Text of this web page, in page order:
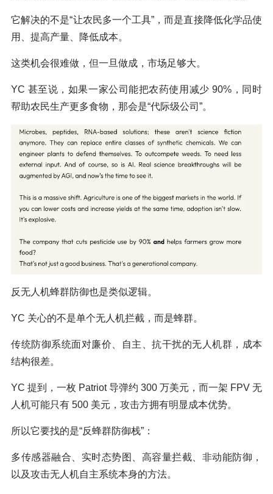
它解决的不是“让农民多一个工具”，而是直接降低化学品使
用、提高产量、降低成本。
这类机会很难做，但一旦做成，市场足够大。
YC 甚至说，如果一家公司能把农药使用减少 90%，同时
帮助农民生产更多食物，那会是“代际级公司”。
反无人机蜂群防御也是类似逻辑。
YC 关心的不是单个无人机拦截，而是蜂群。
传统防御系统面对廉价、自主、抗干扰的无人机群，成本
结构很差。
YC 提到，一枚 Patriot 导弹约 300 万美元，而一架 FPV 无
人机可能只有 500 美元，攻击方拥有明显成本优势。
所以它要找的是“反蜂群防御栈”：
多传感器融合、实时态势图、高容量拦截、非动能防御，
以及攻击无人机自主系统本身的方法。